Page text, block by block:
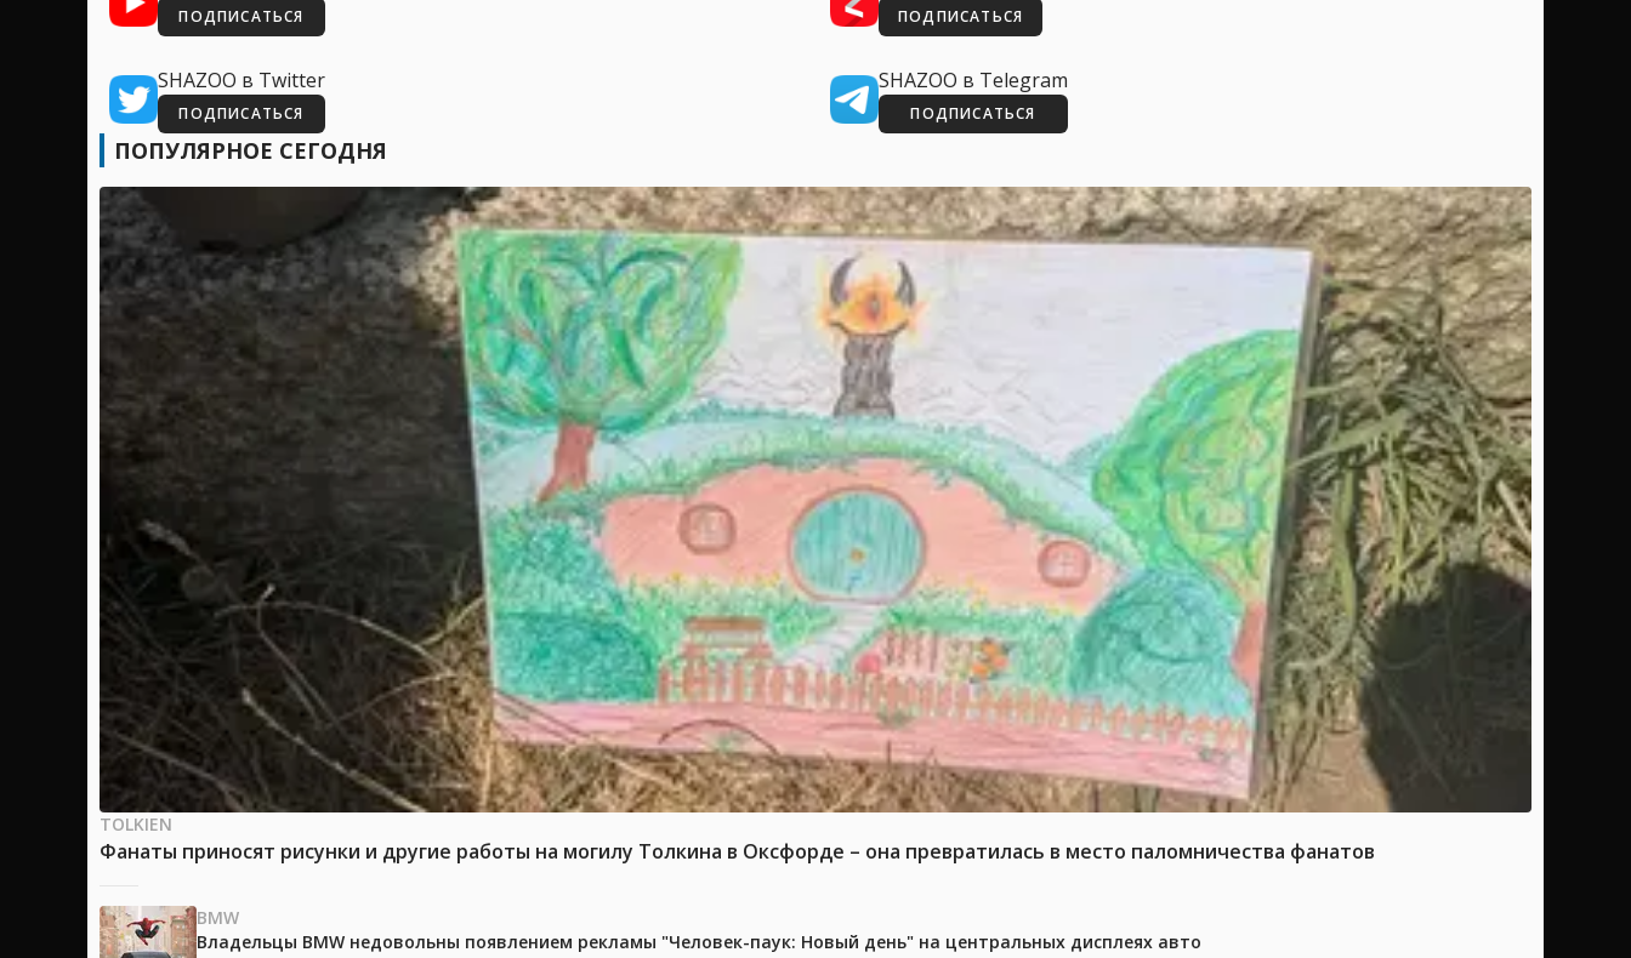
ПОДПИСАТЬСЯ ПОДПИСАТЬСЯ
SHAZOO в Twitter
ПОДПИСАТЬСЯ
SHAZOO в Telegram
ПОДПИСАТЬСЯ
ПОПУЛЯРНОЕ СЕГОДНЯ
TOLKIEN
Фанаты приносят рисунки и другие работы на могилу Толкина в Оксфорде – она превратилась в место паломничества фанатов
BMW
Владельцы BMW недовольны появлением рекламы "Человек-паук: Новый день" на центральных дисплеях авто